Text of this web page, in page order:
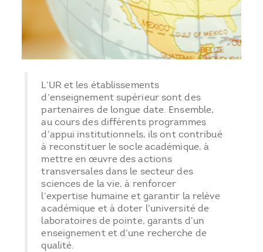
L’UR et les établissements
d’enseignement supérieur sont des
partenaires de longue date. Ensemble,
au cours des différents programmes
d’appui institutionnels, ils ont contribué
à reconstituer le socle académique, à
mettre en œuvre des actions
transversales dans le secteur des
sciences de la vie, à renforcer
l’expertise humaine et garantir la relève
académique et à doter l’université de
laboratoires de pointe, garants d’un
enseignement et d’une recherche de
qualité.